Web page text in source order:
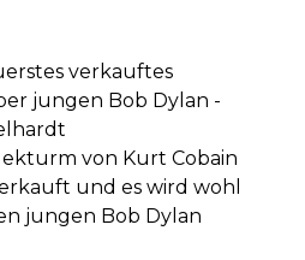
verkauftes
jungen Bob Dylan -
von Kurt Cobain
und es wird wohl
jungen Bob Dylan